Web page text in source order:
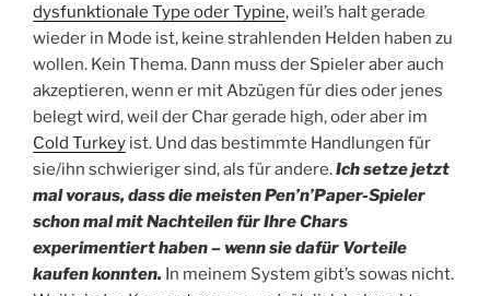
dysfunktionale Type oder Typine, weil’s halt gerade
wieder in Mode ist, keine strahlenden Helden haben zu
wollen. Kein Thema. Dann muss der Spieler aber auch
akzeptieren, wenn er mit Abzügen für dies oder jenes
belegt wird, weil der Char gerade high, oder aber im
Cold Turkey ist. Und das bestimmte Handlungen für
sie/ihn schwieriger sind, als für andere.Ich setze jetzt
mal voraus, dass die meisten Pen’n’Paper-Spieler
schon mal mit Nachteilen für Ihre Chars
experimentiert haben – wenn sie dafür Vorteile
kaufen konnten. In meinem System gibt’s sowas nicht.